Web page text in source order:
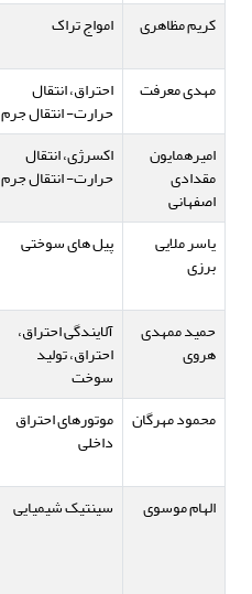
کریم مظاهری
امواج تراک
مهدی معرفت
احتراق، انتقال
حرارت- انتقال جرم
امیرهمایون
مقدادی
اصفهانی
اکسرژی، انتقال
حرارت- انتقال جرم
یاسر ملایی
برزی
پیل های سوختی
حمید ممهدی
هروی
آلایندگی احتراق،
احتراق، تولید
سوخت
محمود مهرگان موتورهای احتراق
داخلی
الهام موسوی
سینتیک شیمیایی